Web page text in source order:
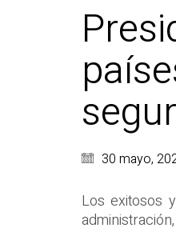
30 mayo,
Los exitosos